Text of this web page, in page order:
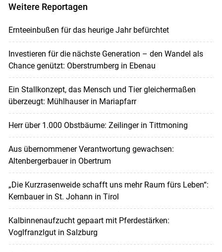
Weitere Reportagen
Ernteeinbußen für das heurige Jahr befürchtet
Investieren für die nächste Generation – den Wandel als
Chance genützt: Oberstrumberg in Ebenau
Ein Stallkonzept, das Mensch und Tier gleichermaßen
überzeugt: Mühlhauser in Mariapfarr
Herr über 1.000 Obstbäume: Zeilinger in Tittmoning
Aus übernommener Verantwortung gewachsen:
Altenbergerbauer in Obertrum
„Die Kurzrasenweide schafft uns mehr Raum fürs Leben“:
Kernbauer in St. Johann in Tirol
Kalbinnenaufzucht gepaart mit Pferdestärken:
Voglfranzlgut in Salzburg